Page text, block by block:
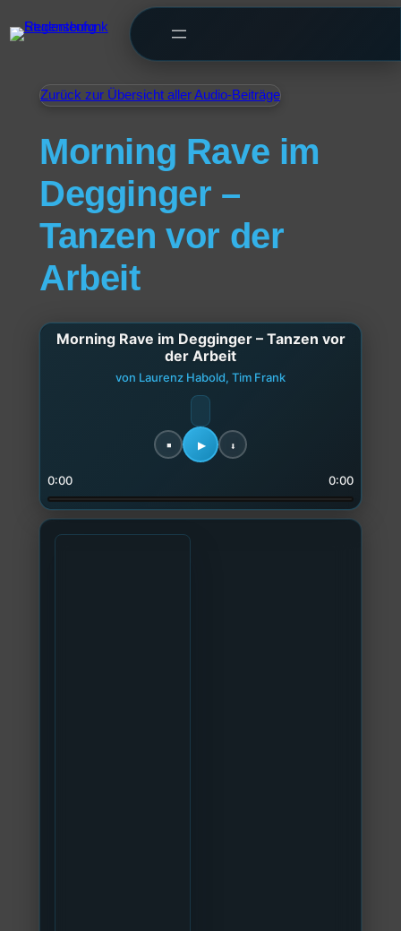
Zurück zur Übersicht aller Audio-Beiträge
Morning Rave im
Degginger –
Tanzen vor der
Arbeit
Morning Rave im Degginger – Tanzen vor
der Arbeit
von Laurenz Habold, Tim Frank
0:00 0:00